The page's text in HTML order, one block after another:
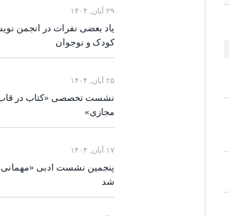
۲۹ آبان, ۱۴۰۴
یاد بعضی نفرات در انجمن
کودک و نوجوان
۲۵ آبان, ۱۴۰۴
نشست تخصصی «کتاب در
مجازی»
۱۷ آبان, ۱۴۰۴
پنجمین نشست ادبی «مهمانی»
شد